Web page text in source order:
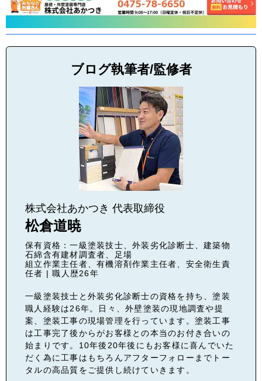
ブログ執筆者/監修者
株式会社あかつき 代表取締役
松倉道暁
保有資格：一級塗装技士、外装劣化診断士、建築物
石綿含有建材調査者、足場
組立作業主任者、有機溶剤作業主任者、安全衛生責
任者 | 職人歴26年
一級塗装技士と外装劣化診断士の資格を持ち、塗装
職人経験は26年。日々、外壁塗装の現地調査や提
案、塗装工事の現場管理を行っています。塗装工事
は工事完了後からがお客様との本当のお付き合いの
始まりです。10年後20年後にもお客様に喜んでいた
だく為に工事はもちろんアフターフォローまでトー
タルの高品質をご提供し続けていきます。